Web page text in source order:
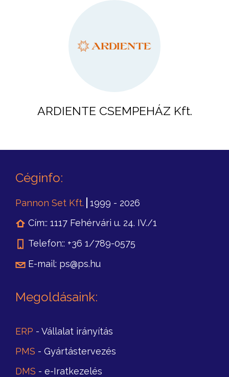
ARDIENTE CSEMPEHÁZ Kft.
Céginfo:
Pannon Set Kft. 1999 - 2026
Cím:: 1117 Fehérvári u. 24. IV./1
Telefon:: +36 1/789-0575
E-mail: ps@ps.hu
Megoldásaink:
ERP - Vállalat irányítás
PMS - Gyártástervezés
DMS - e-Iratkezelés